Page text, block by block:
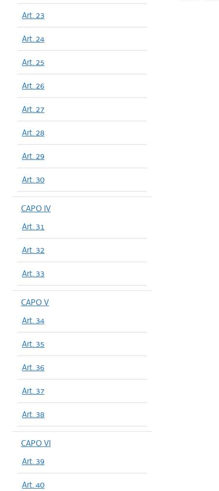
Art. 23
Art. 24
Art. 25
Art. 26
Art. 27
Art. 28
Art. 29
Art. 30
CAPO IV
Art. 31
Art. 32
Art. 33
CAPO V
Art. 34
Art. 35
Art. 36
Art. 37
Art. 38
CAPO VI
Art. 39
Art. 40